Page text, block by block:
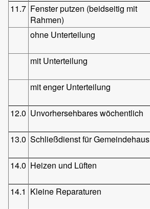
11.7 Fenster putzen (beidseitig mit
Rahmen)
ohne Unterteilung
mit Unterteilung
mit enger Unterteilung
12.0 Unvorhersehbares wöchentlich
13.0 Schließdienst für Gemeindehaus
14.0 Heizen und Lüften
14.1 Kleine Reparaturen